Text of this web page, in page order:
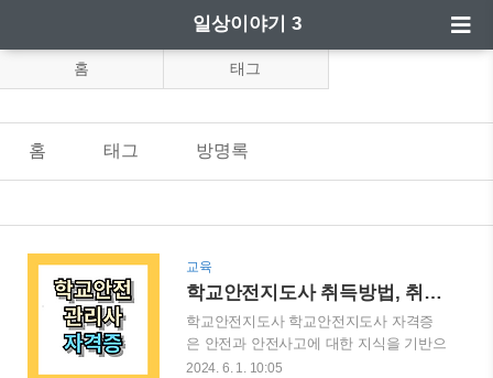
일상이야기 3
홈 태그
홈 태그 방명록
교육
학교안전지도사 취득방법, 취업안내 알아보세요!
학교안전지도사 학교안전지도사 자격증
은 안전과 안전사고에 대한 지식을 기반으
로 학교에서 발생할 수 있는 다양한 사고
2024. 6. 1. 10:05